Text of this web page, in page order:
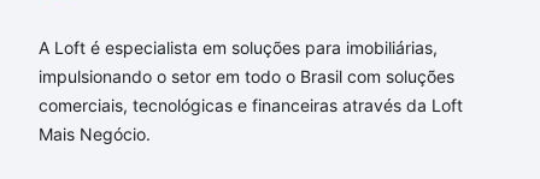
Imóveis com 3 quartos à venda em Sorocaba, SP
que custam a partir de R$ 0 e com nossas opções
de financiamento imobiliário as parcelas podem se
adequar ao seu orçamento. Se ainda tem alguma
A Loft é especialista em soluções para imobiliárias,
impulsionando o setor em todo o Brasil com soluções
comerciais, tecnológicas e financeiras através da Loft
Mais Negócio.